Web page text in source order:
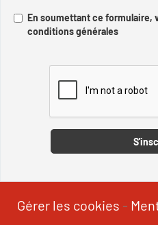
En soumettant ce formulaire,
conditions générales
Gérer les cookies -